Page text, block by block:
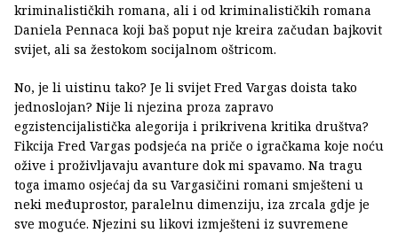
kriminalističkih romana, ali i od kriminalističkih romana
Daniela Pennaca koji baš poput nje kreira začudan bajkovit
svijet, ali sa žestokom socijalnom oštricom.
No, je li uistinu tako? Je li svijet Fred Vargas doista tako
jednoslojan? Nije li njezina proza zapravo
egzistencijalistička alegorija i prikrivena kritika društva?
Fikcija Fred Vargas podsjeća na priče o igračkama koje noću
ožive i proživljavaju avanture dok mi spavamo. Na tragu
toga imamo osjećaj da su Vargasičini romani smješteni u
neki međuprostor, paralelnu dimenziju, iza zrcala gdje je
sve moguće. Njezini su likovi izmješteni iz suvremene